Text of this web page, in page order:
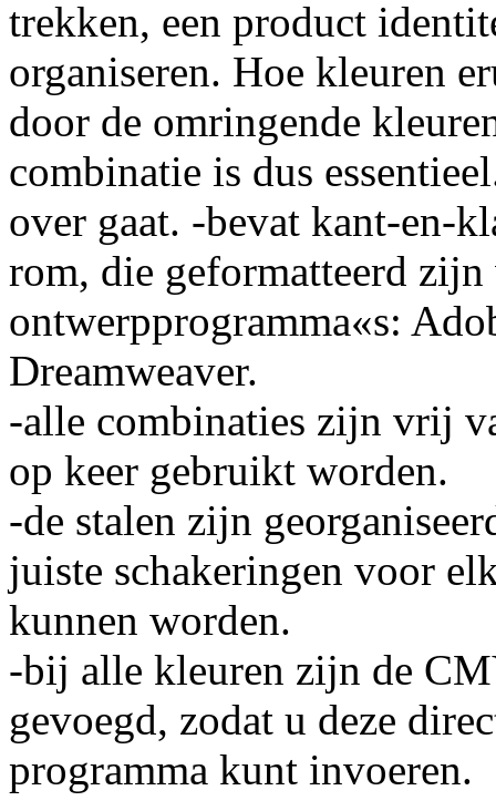
trekken, een product
organiseren. Hoe kleuren
door de omringende
combinatie is dus
over gaat. -bevat kant-en-
rom, die geformatteerd
ontwerpprogramma«s:
Dreamweaver.
-alle combinaties zijn vrij
op keer gebruikt worden.
-de stalen zijn
juiste schakeringen voor
kunnen worden.
-bij alle kleuren zijn de
gevoegd, zodat u deze
programma kunt invoeren.